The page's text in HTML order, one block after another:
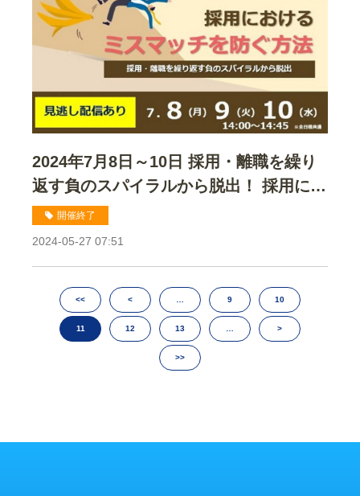
2024年7月8日～10日 採用・離職を繰り
返す負のスパイラルから脱出！ 採用にお
ける ミスマッチを防ぐ方法セミナー
開催終了
2024-05-27 07:51
<< < 9 10
11 12 13 >
>>